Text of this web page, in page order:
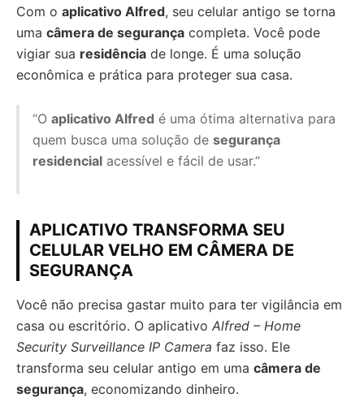
Com o aplicativo Alfred, seu celular antigo se torna
uma câmera de segurança completa. Você pode
vigiar sua residência de longe. É uma solução
econômica e prática para proteger sua casa.
“O aplicativo Alfred é uma ótima alternativa para
quem busca uma solução de segurança
residencial acessível e fácil de usar.”
APLICATIVO TRANSFORMA SEU
CELULAR VELHO EM CÂMERA DE
SEGURANÇA
Você não precisa gastar muito para ter vigilância em
casa ou escritório. O aplicativo Alfred – Home
Security Surveillance IP Camera faz isso. Ele
transforma seu celular antigo em uma câmera de
segurança, economizando dinheiro.